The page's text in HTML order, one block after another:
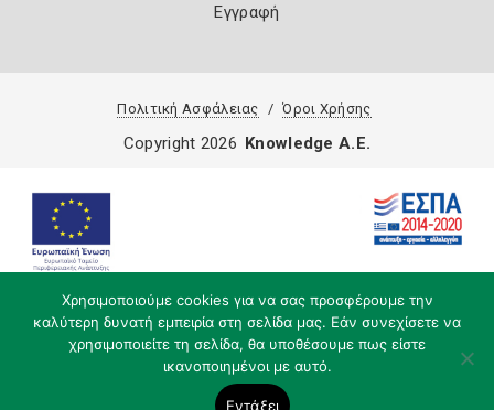
Εγγραφή
Πολιτική Ασφάλειας Όροι Χρήσης
Χρησιμοποιούμε cookies για να σας προσφέρουμε την
καλύτερη δυνατή εμπειρία στη σελίδα μας. Εάν συνεχίσετε να
χρησιμοποιείτε τη σελίδα, θα υποθέσουμε πως είστε
ικανοποιημένοι με αυτό.
Εντάξει
Copyright 2026 Knowledge A.E.